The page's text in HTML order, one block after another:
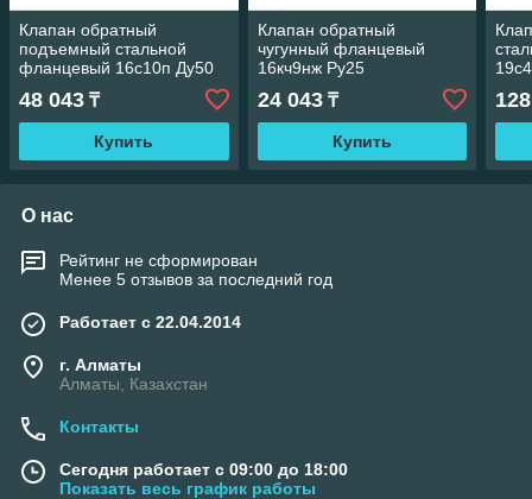
Клапан обратный
подъемный стальной
фланцевый 16с10п Ду50
48 043 ₸
Купить
Клапан обратный
чугунный фланцевый
16кч9нж Ру25
24 043₸
Купить
О нас
Рейтинг не сформирован
Менее 5 отзывов за последний год
Работает с 22.04.2014
г. Алматы
Алматы, Казахстан
Контакты
Сегодня работает с 09:00 до 18:00
Показать весь график работы